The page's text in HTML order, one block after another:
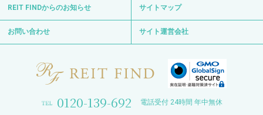
REIT FINDからのお知らせ サイトマップ
お問い合わせ サイト運営会社
0120-139-692 電話受付 24時間 年中無休